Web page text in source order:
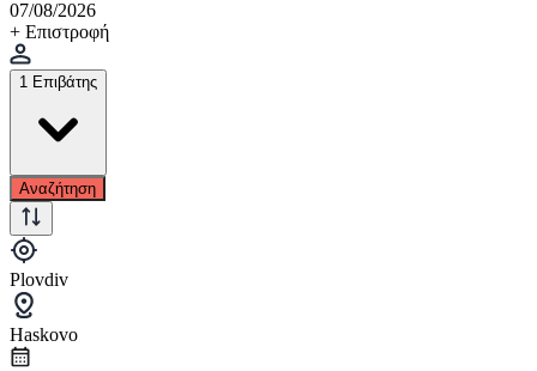
07/08/2026
+ Επιστροφή
1 Επιβάτης
Αναζήτηση
Plovdiv
Haskovo